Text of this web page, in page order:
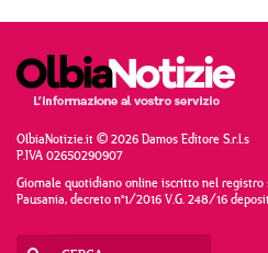
OlbiaNotizie.it © 2026 Damos Editore S.r.l.s
P.IVA 02650290907
Giornale quotidiano online iscritto nel registro
Pausania, decreto n°1/2016 V.G. 248/16